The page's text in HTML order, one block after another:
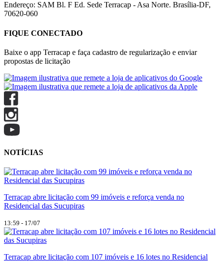
Endereço: SAM Bl. F Ed. Sede Terracap - Asa Norte. Brasília-DF,
70620-060
FIQUE CONECTADO
Baixe o app Terracap e faça cadastro de regularização e enviar
propostas de licitação
NOTÍCIAS
Terracap abre licitação com 99 imóveis e reforça venda no
Residencial das Sucupiras
13:59 - 17/07
Terracap abre licitação com 107 imóveis e 16 lotes no Residencial